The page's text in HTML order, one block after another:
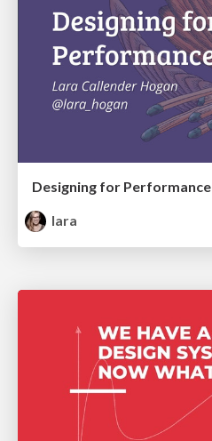
Designing for Performance
lara